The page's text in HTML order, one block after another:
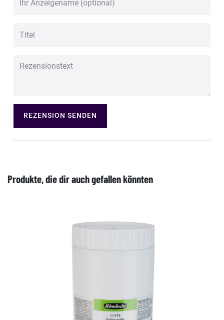
REZENSION SENDEN
Produkte, die dir auch gefallen könnten